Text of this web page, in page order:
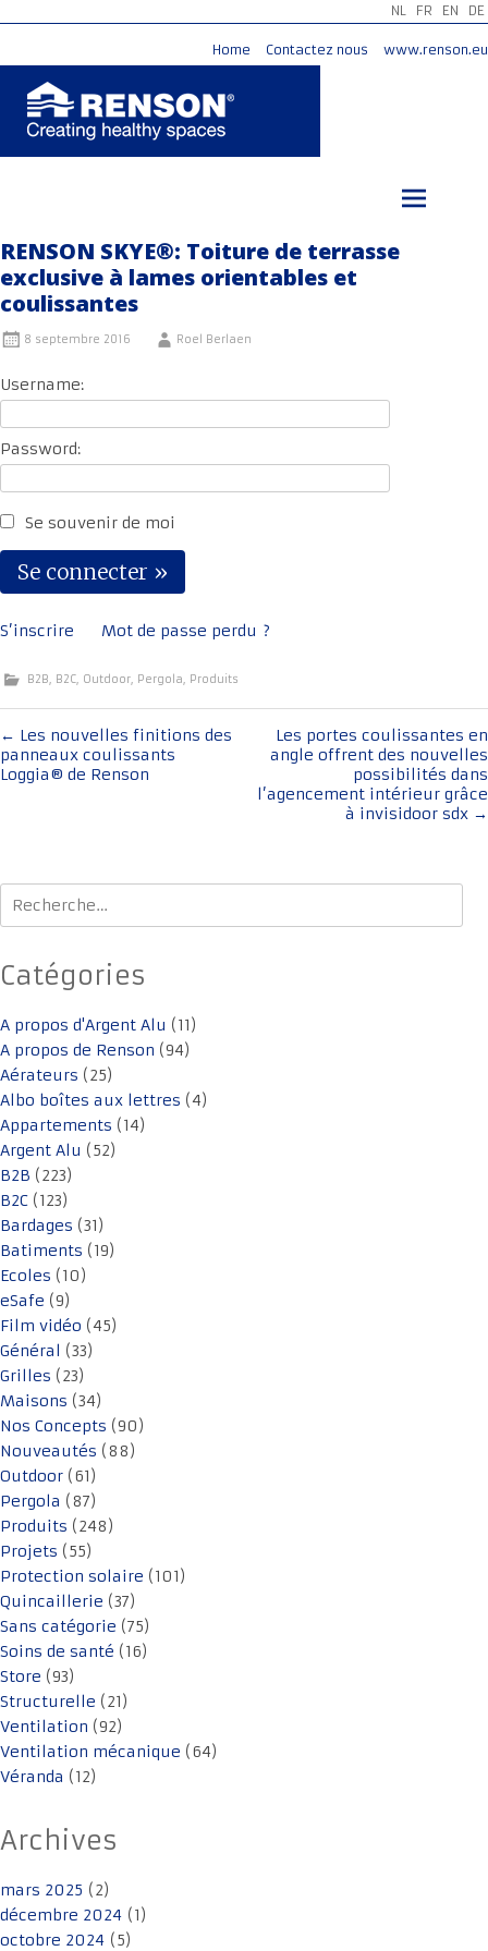
NL FR EN DE
Home Contactez nous www.renson.eu
RENSON SKYE®: Toiture de terrasse
exclusive à lames orientables et
coulissantes
8 septembre 2016 Roel Berlaen
Username:
Password:
Se souvenir de moi
S’inscrire Mot de passe perdu ?
B2B, B2C, Outdoor, Pergola, Produits
Navigation
de
← Les nouvelles finitions des
panneaux coulissants
Loggia® de Renson
Les portes coulissantes en
angle offrent des nouvelles
possibilités dans
l’agencement intérieur grâce
à invisidoor sdx →
Rechercher :
Catégories
A propos d'Argent Alu (11)
A propos de Renson (94)
Aérateurs (25)
Albo boîtes aux lettres (4)
Appartements (14)
Argent Alu (52)
B2B (223)
B2C (123)
Bardages (31)
Batiments (19)
Ecoles (10)
eSafe (9)
Film vidéo (45)
Général (33)
Grilles (23)
Maisons (34)
Nos Concepts (90)
Nouveautés (88)
Outdoor (61)
Pergola (87)
Produits (248)
Projets (55)
Protection solaire (101)
Quincaillerie (37)
Sans catégorie (75)
Soins de santé (16)
Store (93)
Structurelle (21)
Ventilation (92)
Ventilation mécanique (64)
Véranda (12)
Archives
mars 2025 (2)
décembre 2024 (1)
octobre 2024 (5)